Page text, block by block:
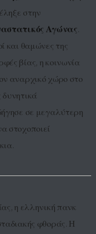
στην
Αγώνας.
και θαμώνες της
βίας, η κοινωνία
αναρχικό χώρο στο
σε μεγαλύτερη
στοχοποιεί
η ελληνική πανκ
φθοράς. Η